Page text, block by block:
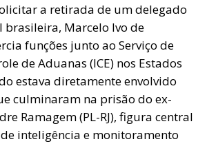
a retirada de um delegado
brasileira, Marcelo Ivo de
funções junto ao Serviço de
de Aduanas (ICE) nos Estados
estava diretamente envolvido
culminaram na prisão do ex-
Ramagem (PL-RJ), figura central
inteligência e monitoramento